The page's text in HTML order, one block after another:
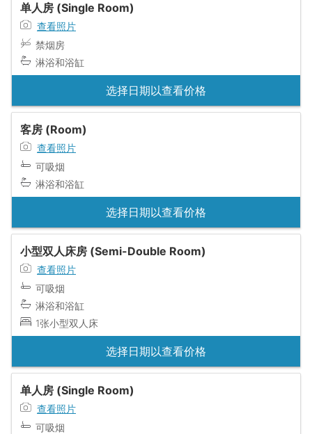
单人房 (Single Room)
查看照片
禁烟房
淋浴和浴缸
选择日期以查看价格
客房 (Room)
查看照片
可吸烟
淋浴和浴缸
选择日期以查看价格
小型双人床房 (Semi-Double Room)
查看照片
可吸烟
淋浴和浴缸
1张小型双人床
选择日期以查看价格
单人房 (Single Room)
查看照片
可吸烟